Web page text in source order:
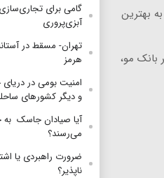
بهترین
و هر بانک مو،
گامی برای
آبزی‌پروری
تهران- مسقط در
هرمز
امنیت بومی در
و دیگر کشورهای
آیا صیادان جاسک
می‌رسند؟
ضرورت راهبردی یا
ناپذیر؟